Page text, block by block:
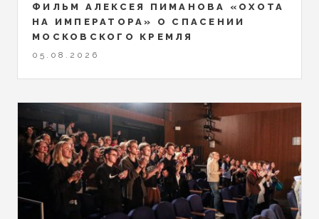
ФИЛЬМ АЛЕКСЕЯ ПИМАНОВА «ОХОТА
НА ИМПЕРАТОРА» О СПАСЕНИИ
МОСКОВСКОГО КРЕМЛЯ
05.08.2026